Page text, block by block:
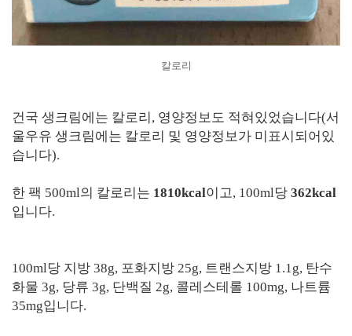
칼로리
건국 생크림에는 칼로리, 영양정보도 적혀있었습니다(서
울우유 생크림에는 칼로리 및 영양정보가 미표시되어있
습니다).
한 팩 500ml의 칼로리는 1810kcal이고, 100ml당 362kcal
입니다.
100ml당 지방 38g, 포화지방 25g, 트랜스지방 1.1g, 탄수
화물 3g, 당류 3g, 단백질 2g, 콜레스테롤 100mg, 나트륨
35mg입니다.